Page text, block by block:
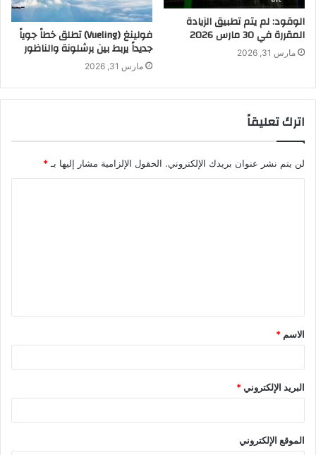
الوقود: لم يتم تطبيق الزيادة
المقررة في 30 مارس 2026
مارس 31, 2026
فولينغ (Vueling) تطلق خطاً جوياً
جديداً يربط بين برشلونة والناظور
مارس 31, 2026
اترك تعليقاً
لن يتم نشر عنوان بريدك الإلكتروني. الحقول الإلزامية مشار إليها بـ *
ق
*
الاسم *
البريد الإلكتروني*
الموقع الإلكتروني